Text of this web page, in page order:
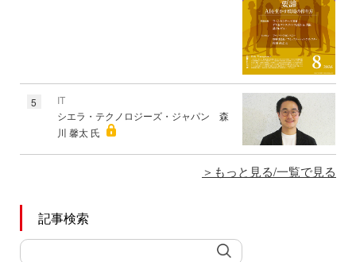
5
IT
シエラ・テクノロジーズ・ジャパン 森
川 馨太 氏
もっと見る/一覧で見る
記事検索